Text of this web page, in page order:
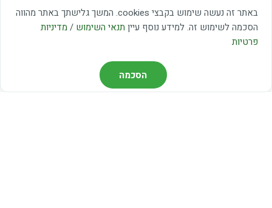
באתר זה נעשה שימוש בקבצי cookies. המשך גלישתך באתר מהווה
הסכמה לשימוש זה. למידע נוסף עיין תנאי השימוש / מדיניות
פרטיות
הסכמה
09:00 - 15:00
שבת
20:00 - 23:00